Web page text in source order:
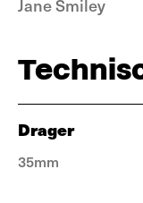
Jane Smiley
Drager
35mm